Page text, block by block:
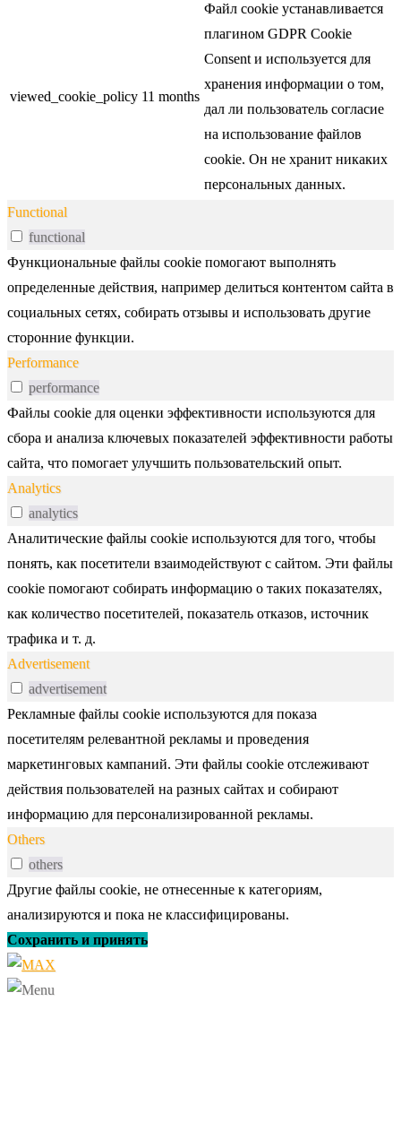
viewed_cookie_policy 11 months
Файл cookie устанавливается
плагином GDPR Cookie
Consent и используется для
хранения информации о том,
дал ли пользователь согласие
на использование файлов
cookie. Он не хранит никаких
персональных данных.
Functional
functional
Функциональные файлы cookie помогают выполнять
определенные действия, например делиться контентом сайта в
социальных сетях, собирать отзывы и использовать другие
сторонние функции.
Performance
performance
Файлы cookie для оценки эффективности используются для
сбора и анализа ключевых показателей эффективности работы
сайта, что помогает улучшить пользовательский опыт.
Analytics
analytics
Аналитические файлы cookie используются для того, чтобы
понять, как посетители взаимодействуют с сайтом. Эти файлы
cookie помогают собирать информацию о таких показателях,
как количество посетителей, показатель отказов, источник
трафика и т. д.
Advertisement
advertisement
Рекламные файлы cookie используются для показа
посетителям релевантной рекламы и проведения
маркетинговых кампаний. Эти файлы cookie отслеживают
действия пользователей на разных сайтах и собирают
информацию для персонализированной рекламы.
Others
others
Другие файлы cookie, не отнесенные к категориям,
анализируются и пока не классифицированы.
Сохранить и принять